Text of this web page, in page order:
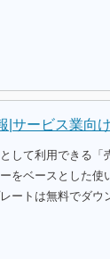
|サービス業向け
して利用できる「
をベースとした使
ートは無料でダウ